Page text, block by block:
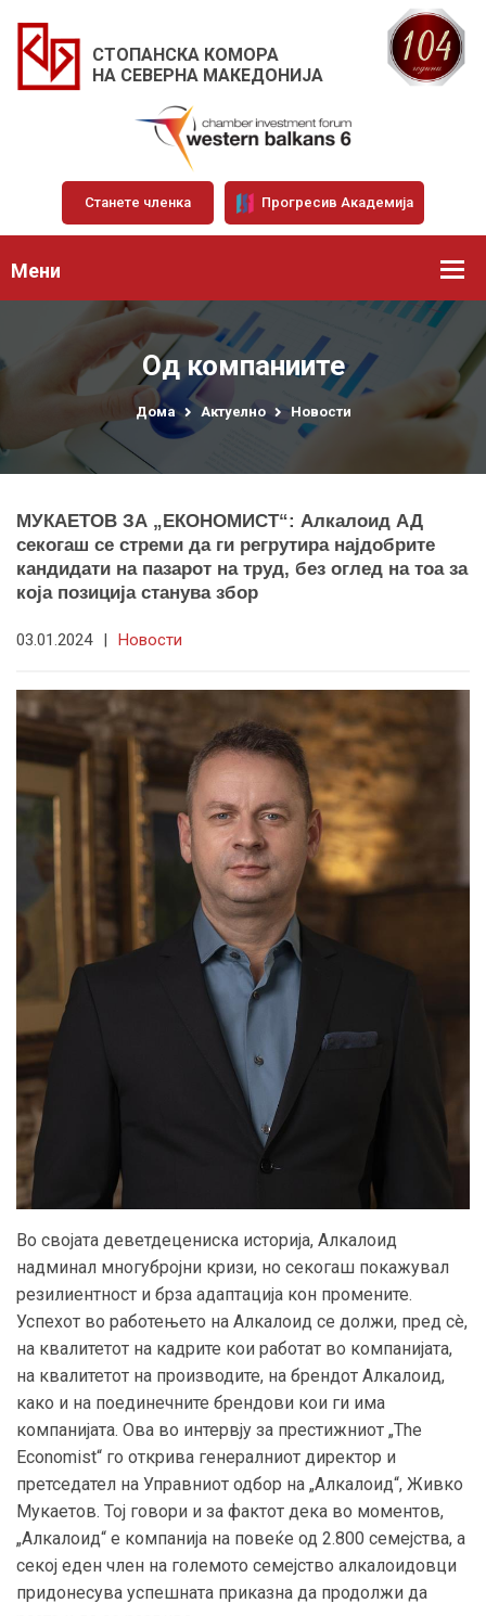
СТОПАНСКА КОМОРА
НА СЕВЕРНА МАКЕДОНИЈА
Станете членка Прогресив Академија
Мени
Од компаниите
Дома Актуелно Новости
МУКАЕТОВ ЗА „ЕКОНОМИСТ“: Алкалоид АД
секогаш се стреми да ги регрутира најдобрите
кандидати на пазарот на труд, без оглед на тоа за
која позиција станува збор
03.01.2024 | Новости
Во својата деветдецениска историја, Алкалоид
надминал многубројни кризи, но секогаш покажувал
резилиентност и брза адаптација кон промените.
Успехот во работењето на Алкалоид се должи, пред сè,
на квалитетот на кадрите кои работат во компанијата,
на квалитетот на производите, на брендот Алкалоид,
како и на поединечните брендови кои ги има
компанијата. Ова во интервју за престижниот „The
Economist“ го открива генералниот директор и
претседател на Управниот одбор на „Алкалоид“, Живко
Мукаетов. Тој говори и за фактот дека во моментов,
„Алкалоид“ е компанија на повеќе од 2.800 семејства, а
секој еден член на големото семејство алкалоидовци
придонесува успешната приказна да продолжи да